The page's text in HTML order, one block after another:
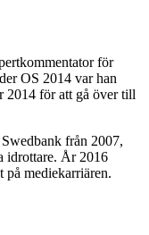
för
OS 2014 var han
2014 för att gå över till
från 2007,
idrottare. År 2016
på mediekarriären.